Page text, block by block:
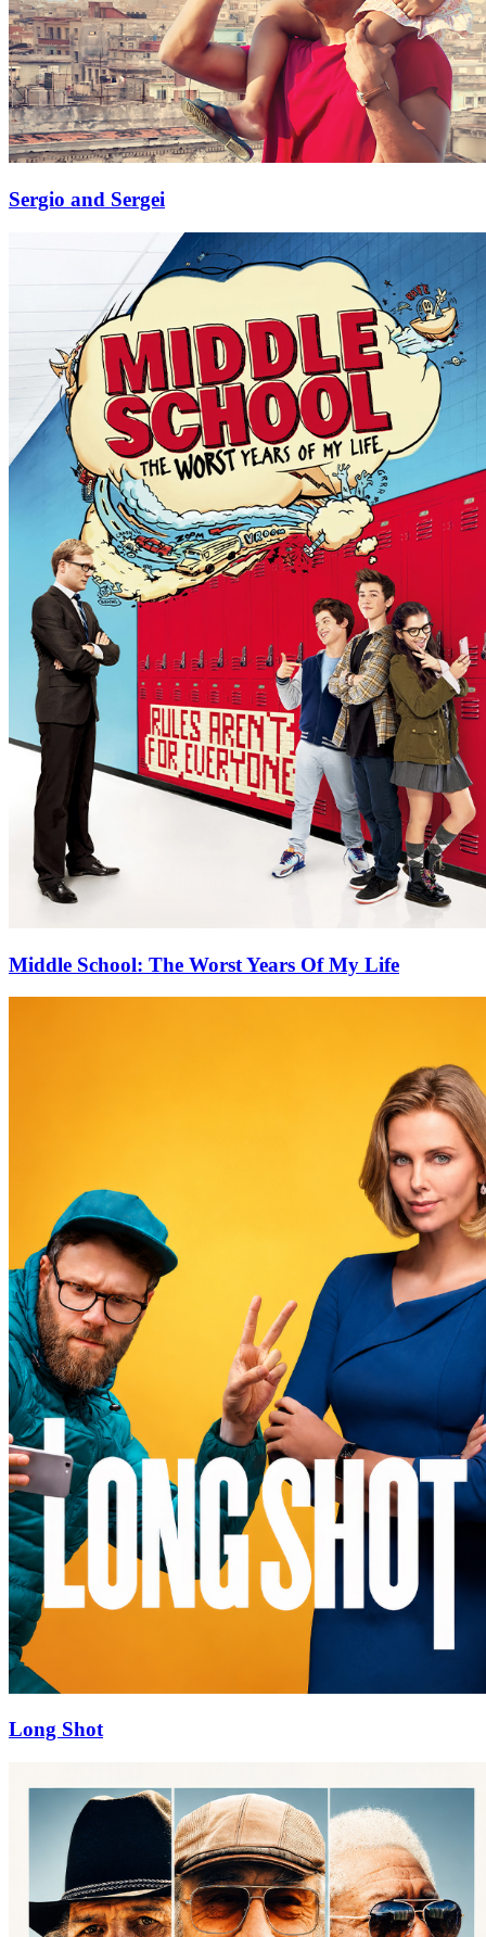
Sergio and Sergei
Middle School: The Worst Years Of My Life
Long Shot